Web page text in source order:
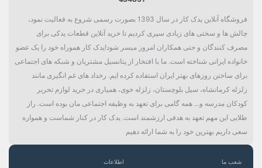
فروشگاه آنلاین یدک کار در سال 1393 بصورت رسمی شروع به فعالیت نمود،
چالش ها و سختی های زیادی سپری کردیم تا خرید آنلاین قطعات یدکی برای
مصرف کنندگان و حتی همکاران امروز میسر شود!یدک کار هموراه خود را یک عضو
خانواده ایرانی شناخته است. ما با افتخار از پتانسیل مشتریان و شبکه های اجتماعی
برای ساختن روزهای بهتر ایران استفاده کرده ایم. رخداد های غم انگیزی مانند
زلزله کرمانشاه، سیل بلوچستان، زلزله خوی، همیاری در خرید لوازم تحریر
کودکان مدرسه و... همه گامی برای تعهد به وظیفه اجتماعی مان بوده است. راز
طلایی این مهم تعهد به هدفی ارزشمند است. یدک کار در کنار شماست و همواره
سعی داریم بهترین خود را به شما ارائه دهیم
شعب ما اطلاعات